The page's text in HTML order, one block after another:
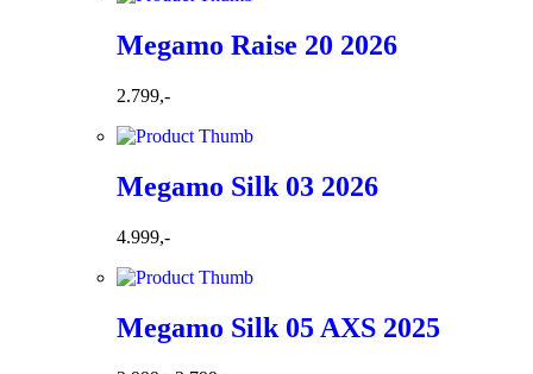
Megamo Raise 20 2026
2.799,-
Megamo Silk 03 2026
4.999,-
Megamo Silk 05 AXS 2025